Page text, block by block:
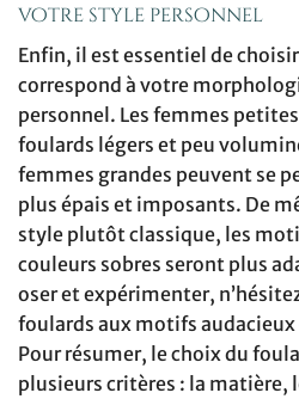
votre style personnel
Enfin, il est essentiel de
correspond à votre
personnel. Les femmes
foulards légers et peu
femmes grandes peuvent se
plus épais et imposants. De
style plutôt classique, les
couleurs sobres seront plus
oser et expérimenter,
foulards aux motifs audacieux
Pour résumer, le choix du
plusieurs critères : la matière,